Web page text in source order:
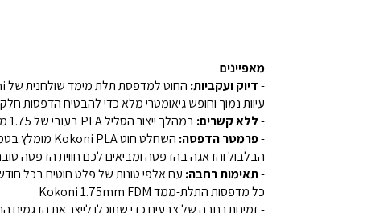
מאפיינים
-דיוק ועקביות:
עיוות נמוך וחופש גיאומטרי מלא כדי להבטיח הדפסות
-ללא קשרים:במהלך ייצור הסליל PLA בעובי של 1.75 מ"מ, אנו מספקים את מלוא הפיתול המכאני ומבצעים בדיקות ידניות קפדניות, מה שהופך את חוט ה-PLA קל להזנה.
-פרמטר הדפסה:
הבלבול והדאגה בהדפסה ומביאים לכם חווית הדפסה
-תאימות רחבה:
כל מדפסות התלת-ממד Kokoni 1.75mm FDM
- זמינות רחבה של צבעים כדי שתוכלו לייצר את הדגמים